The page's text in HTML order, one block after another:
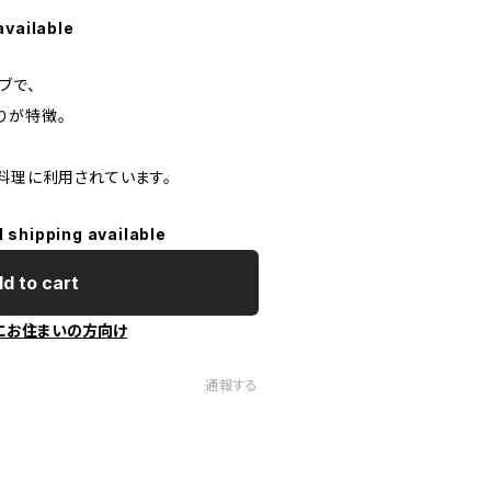
、
が特徴。
理に利用されています。
shipping available
to cart
お住まいの方向け
通報する